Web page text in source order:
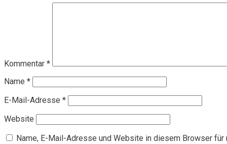
Kommentar *
Name *
E-Mail-Adresse *
Website
Name, E-Mail-Adresse und Website in diesem Browser